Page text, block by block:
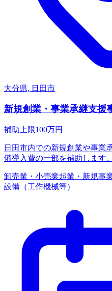
大分県, 日田市
新規創業・事業承継支援
補助上限100万円
日田市内での新規創業や事業
備導入費の一部を補助します。
卸売業・小売業起業・新規事
設備（工作機械等）